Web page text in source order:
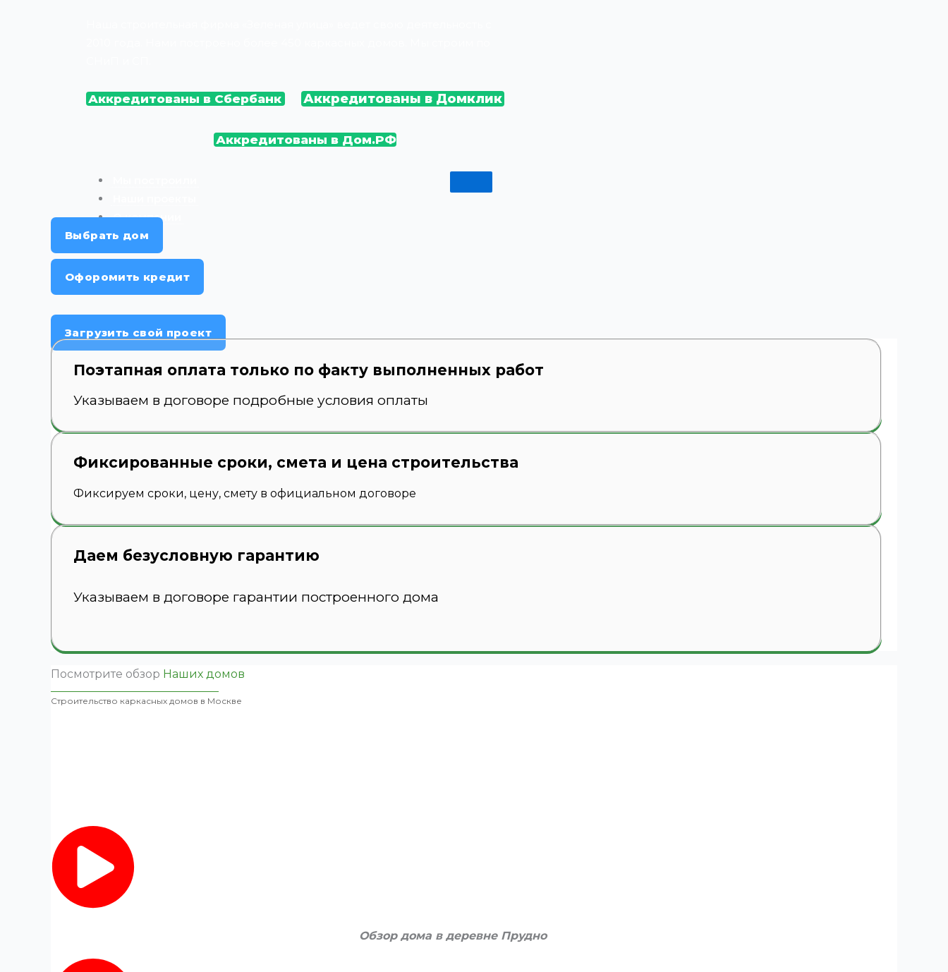
Аккредитованы в Сбербанк Аккредитованы в Домклик
Аккредитованы в Дом.РФ
О компании
Отзывы
X
Выбрать дом
Офоромить кредит
Загрузить свой проект
Поэтапная оплата только по факту выполненных работ
Указываем в договоре подробные условия оплаты
Фиксированные сроки, смета и цена строительства
Фиксируем сроки, цену, смету в официальном договоре
Даем безусловную гарантию
Указываем в договоре гарантии построенного дома
Посмотрите обзор Наших домов
Строительство каркасных домов в Москве
Обзор дома в деревне Прудно